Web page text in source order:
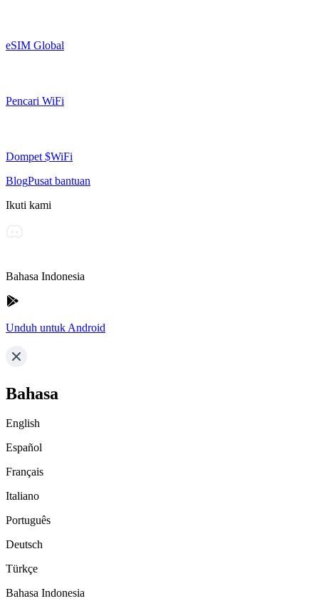
eSIM Global
Pencari WiFi
Dompet $WiFi
BlogPusat bantuan
Ikuti kami
Bahasa Indonesia
Unduh untuk Android
Bahasa
English
Español
Français
Italiano
Português
Deutsch
Türkçe
Bahasa Indonesia